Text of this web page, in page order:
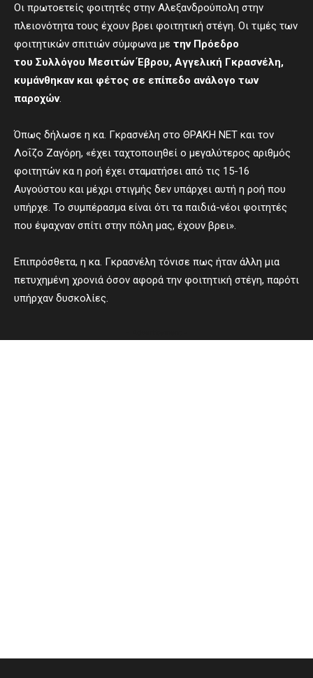
Οι πρωτοετείς φοιτητές στην Αλεξανδρούπολη στην
πλειονότητα τους έχουν βρει φοιτητική στέγη. Οι τιμές των
φοιτητικών σπιτιών σύμφωνα με την Πρόεδρο
του Συλλόγου Μεσιτών Έβρου, Αγγελική Γκρασνέλη,
κυμάνθηκαν και φέτος σε επίπεδο ανάλογο των
παροχών.
Όπως δήλωσε η κα. Γκρασνέλη στο ΘΡΑΚΗ ΝΕΤ και τον
Λοΐζο Ζαγόρη, «έχει ταχτοποιηθεί ο μεγαλύτερος αριθμός
φοιτητών κα η ροή έχει σταματήσει από τις 15-16
Αυγούστου και μέχρι στιγμής δεν υπάρχει αυτή η ροή που
υπήρχε. Το συμπέρασμα είναι ότι τα παιδιά-νέοι φοιτητές
που έψαχναν σπίτι στην πόλη μας, έχουν βρει».
Επιπρόσθετα, η κα. Γκρασνέλη τόνισε πως ήταν άλλη μια
πετυχημένη χρονιά όσον αφορά την φοιτητική στέγη, παρότι
υπήρχαν δυσκολίες.